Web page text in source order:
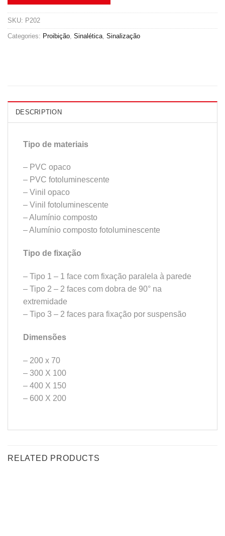
SKU: P202
Categories: Proibição Sinalética Sinalização
DESCRIPTION
Tipo de materiais
– PVC opaco
– PVC fotoluminescente
– Vinil opaco
– Vinil fotoluminescente
– Alumínio composto
– Alumínio composto fotoluminescente
Tipo de fixação
– Tipo 1 – 1 face com fixação paralela à parede
– Tipo 2 – 2 faces com dobra de 90° na
extremidade
– Tipo 3 – 2 faces para fixação por suspensão
Dimensões
– 200 x 70
– 300 X 100
– 400 X 150
– 600 X 200
RELATED PRODUCTS